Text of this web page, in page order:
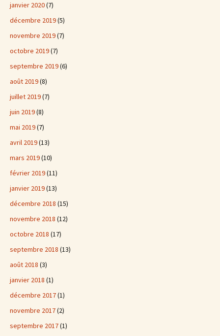
janvier 2020(7)
décembre 2019(5)
novembre 2019(7)
octobre 2019(7)
septembre 2019(6)
août 2019(8)
juillet 2019(7)
juin 2019(8)
mai 2019(7)
avril 2019(13)
mars 2019(10)
février 2019(11)
janvier 2019(13)
décembre 2018 (15)
novembre 2018 (12)
octobre 2018 (17)
septembre 2018 (13)
août 2018 (3)
janvier 2018 (1)
décembre 2017(1)
novembre 2017(2)
septembre 2017(1)